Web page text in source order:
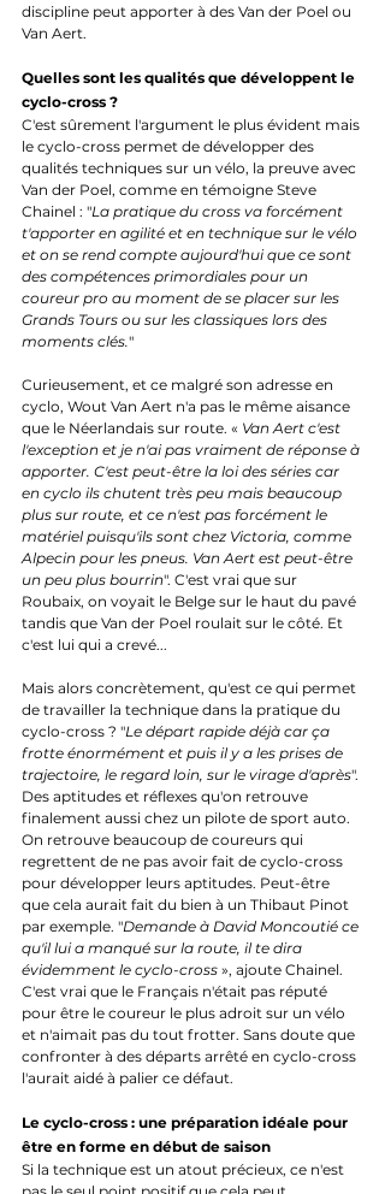
discipline peut apporter à des Van der Poel ou
Van Aert.
Quelles sont les qualités que développent le
cyclo-cross ?
C'est sûrement l'argument le plus évident mais
le cyclo-cross permet de développer des
qualités techniques sur un vélo, la preuve avec
Van der Poel, comme en témoigne Steve
Chainel : "La pratique du cross va forcément
t'apporter en agilité et en technique sur le vélo
et on se rend compte aujourd'hui que ce sont
des compétences primordiales pour un
coureur pro au moment de se placer sur les
Grands Tours ou sur les classiques lors des
moments clés."
Curieusement, et ce malgré son adresse en
cyclo, Wout Van Aert n'a pas le même aisance
que le Néerlandais sur route. « Van Aert c'est
l'exception et je n'ai pas vraiment de réponse à
apporter. C'est peut-être la loi des séries car
en cyclo ils chutent très peu mais beaucoup
plus sur route, et ce n'est pas forcément le
matériel puisqu'ils sont chez Victoria, comme
Alpecin pour les pneus. Van Aert est peut-être
un peu plus bourrin". C'est vrai que sur
Roubaix, on voyait le Belge sur le haut du pavé
tandis que Van der Poel roulait sur le côté. Et
c'est lui qui a crevé...
Mais alors concrètement, qu'est ce qui permet
de travailler la technique dans la pratique du
cyclo-cross ? "Le départ rapide déjà car ça
frotte énormément et puis il y a les prises de
trajectoire, le regard loin, sur le virage d'après".
Des aptitudes et réflexes qu'on retrouve
finalement aussi chez un pilote de sport auto.
On retrouve beaucoup de coureurs qui
regrettent de ne pas avoir fait de cyclo-cross
pour développer leurs aptitudes. Peut-être
que cela aurait fait du bien à un Thibaut Pinot
par exemple. "Demande à David Moncoutié ce
qu'il lui a manqué sur la route, il te dira
évidemment le cyclo-cross », ajoute Chainel.
C'est vrai que le Français n'était pas réputé
pour être le coureur le plus adroit sur un vélo
et n'aimait pas du tout frotter. Sans doute que
confronter à des départs arrêté en cyclo-cross
l'aurait aidé à palier ce défaut.
Le cyclo-cross : une préparation idéale pour
être en forme en début de saison
Si la technique est un atout précieux, ce n'est